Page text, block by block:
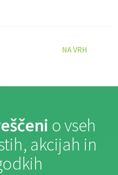
NA VRH
o vseh
akcijah in